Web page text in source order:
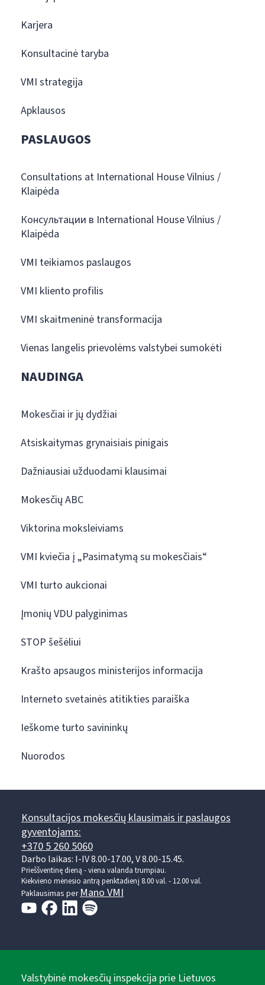
Karjera
Konsultacinė taryba
VMI strategija
Apklausos
PASLAUGOS
Consultations at International House Vilnius /
Klaipėda
Консультации в International House Vilnius /
Klaipėda
VMI teikiamos paslaugos
VMI kliento profilis
VMI skaitmeninė transformacija
Vienas langelis prievolėms valstybei sumokėti
NAUDINGA
Mokesčiai ir jų dydžiai
Atsiskaitymas grynaisiais pinigais
Dažniausiai užduodami klausimai
Mokesčių ABC
Viktorina moksleiviams
VMI kviečia į „Pasimatymą su mokesčiais“
VMI turto aukcionai
Įmonių VDU palyginimas
STOP šešėliui
Krašto apsaugos ministerijos informacija
Interneto svetainės atitikties paraiška
Ieškome turto savininkų
Nuorodos
Konsultacijos mokesčių klausimais ir paslaugos
gyventojams:
+370 5 260 5060
Darbo laikas: I-IV 8.00-17.00, V 8.00-15.45.
Prieššventinę dieną - viena valanda trumpiau.
Kiekvieno mėnesio antrą penktadienį 8.00 val. - 12.00 val.
Paklausimas perMano VMI
Valstybinė mokesčių inspekcija prie Lietuvos